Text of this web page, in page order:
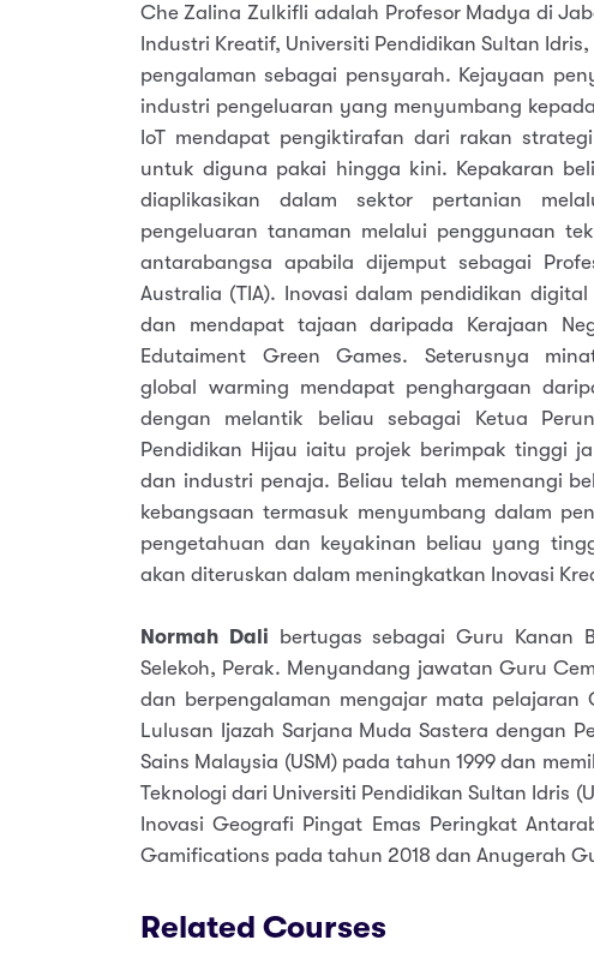
Che Zalina Zulkifli adalah Profesor Madya di
Industri Kreatif, Universiti Pendidikan Sultan
pengalaman sebagai pensyarah. Kejayaan
industri pengeluaran yang menyumbang
IoT mendapat pengiktirafan dari rakan
untuk diguna pakai hingga kini. Kepakaran
diaplikasikan dalam sektor pertanian
pengeluaran tanaman melalui penggunaan
antarabangsa apabila dijemput sebagai
Australia (TIA). Inovasi dalam pendidikan
dan mendapat tajaan daripada Kerajaan
Edutaiment Green Games. Seterusnya
global warming mendapat penghargaan
dengan melantik beliau sebagai Ketua
Pendidikan Hijau iaitu projek berimpak tinggi
dan industri penaja. Beliau telah memenangi
kebangsaan termasuk menyumbang dalam
pengetahuan dan keyakinan beliau yang
akan diteruskan dalam meningkatkan Inovasi
Normah Dali bertugas sebagai Guru Kanan
Selekoh, Perak. Menyandang jawatan Guru
dan berpengalaman mengajar mata
Lulusan Ijazah Sarjana Muda Sastera dengan
Sains Malaysia (USM) pada tahun 1999 dan
Teknologi dari Universiti Pendidikan Sultan Idris
Inovasi Geografi Pingat Emas Peringkat
Gamifications pada tahun 2018 dan Anugerah
Related Courses